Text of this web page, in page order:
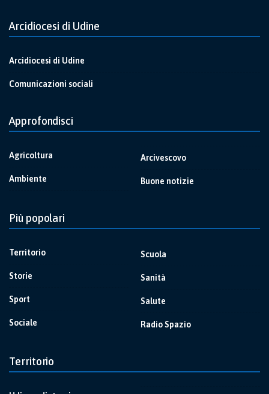
Arcidiocesi di Udine
Arcidiocesi di Udine
Comunicazioni sociali
Approfondisci
Agricoltura
Ambiente
Arcivescovo
Buone notizie
Più popolari
Territorio
Storie
Sport
Sociale
Scuola
Sanità
Salute
Radio Spazio
Territorio